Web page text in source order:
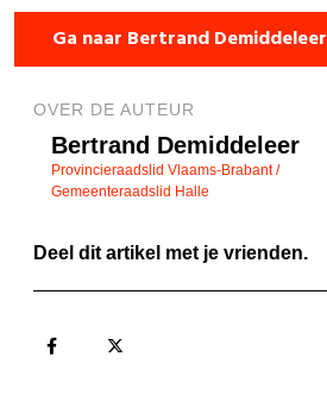
Ga naar Bertrand Demiddeleer
OVER DE AUTEUR
Bertrand Demiddeleer
Provincieraadslid Vlaams-Brabant /
Gemeenteraadslid Halle
Deel dit artikel met je vrienden.